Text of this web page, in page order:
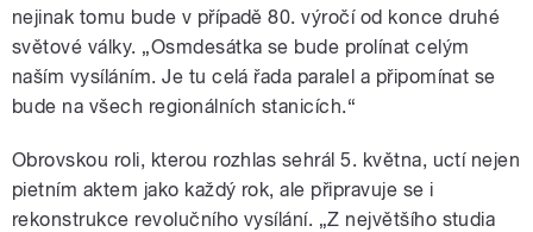
nejinak tomu bude v případě 80. výročí od konce druhé
světové války. „Osmdesátka se bude prolínat celým
naším vysíláním. Je tu celá řada paralel a připomínat se
bude na všech regionálních stanicích.“
Obrovskou roli, kterou rozhlas sehrál 5. května, uctí nejen
pietním aktem jako každý rok, ale připravuje se i
rekonstrukce revolučního vysílání. „Z největšího studia